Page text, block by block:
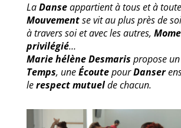
LaDanseappartient à tous et à
Mouvementse vit au plus près de
à travers soi et avec les autres,
privilégié…
Marie hélène Desmaris propose un
Temps, uneÉcoutepourDanser
lerespect mutuelde chacun.